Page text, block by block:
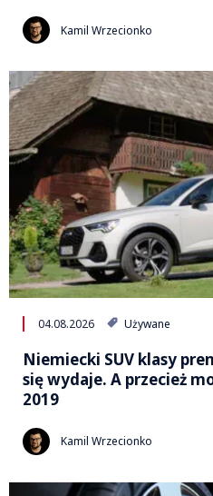
Kamil Wrzecionko
04.08.2026 Używane
Niemiecki SUV klasy
się wydaje. A przecież
2019
Kamil Wrzecionko